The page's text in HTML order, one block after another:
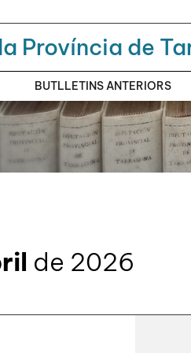
Província de
BUTLLETINS ANTERIORS
de 2026